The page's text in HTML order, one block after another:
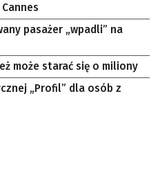
pasażer „wpadli” na
może starać się o miliony
„Profil” dla osób z